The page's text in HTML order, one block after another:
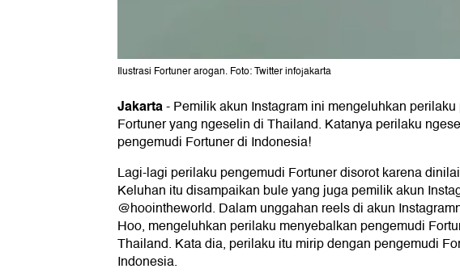
Ilustrasi Fortuner arogan. Foto: Twitter infojakarta
Jakarta-Pemilik akun Instagram ini mengeluhkan
Fortuner yang ngeselin di Thailand. Katanya perilaku
pengemudi Fortuner di Indonesia!
Lagi-lagi perilaku pengemudi Fortuner disorot karena
Keluhan itu disampaikan bule yang juga pemilik akun
@hoointheworld. Dalam unggahan reels di akun
Hoo, mengeluhkan perilaku menyebalkan pengemudi
Thailand. Kata dia, perilaku itu mirip dengan pengemudi
Indonesia.